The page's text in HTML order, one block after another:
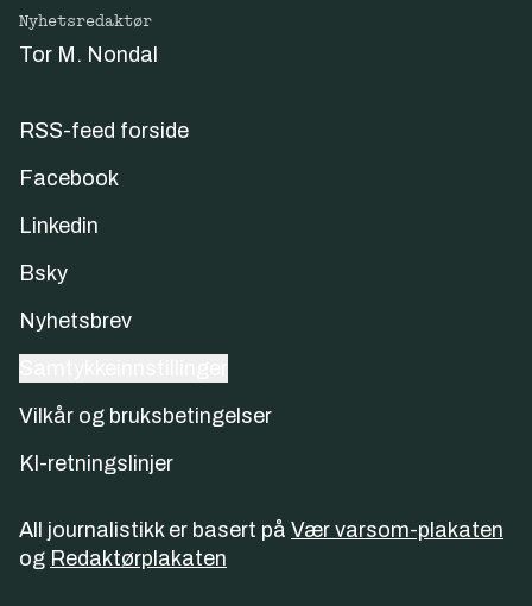
Nyhetsredaktør
Tor M. Nondal
RSS-feed forside
Facebook
Linkedin
Bsky
Nyhetsbrev
Vilkår og bruksbetingelser
KI-retningslinjer
All journalistikk er basert på Vær varsom-plakaten
og Redaktørplakaten